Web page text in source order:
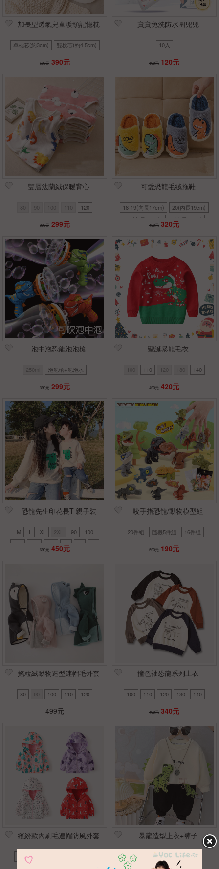
加長型透氣兒童護頸記憶枕
單枕芯(約3cm) 雙枕芯(約4.5cm)
590元 390元
寶寶免洗防水圍兜兜
10入
190元 120元
雙層法蘭絨保暖背心
80 120
390元 299元
可愛恐龍毛絨拖鞋
18-19(內長17cm)
20(內長19cm)
21(內長20cm)
22(內長21cm)
450元 320元
泡中泡恐龍泡泡槍
250ml 泡泡槍+泡泡水
390元 299元
聖誕暴龍毛衣
110 140
490元 420元
恐龍先生印花長T-親子裝
M L XL 2XL 90
100
110
120 130 66 73
80
690元 450元
咬手指恐龍/動物模型組
20件組 隨機5件組 16件組
590元 190元
搖粒絨動物造型連帽毛外套
80 100 110 120
499元
撞色袖恐龍系列上衣
100 110 120 130 140
490元 340元
繽紛款內刷毛連帽防風外套
100
暴龍造型上衣+褲子
90 100 110